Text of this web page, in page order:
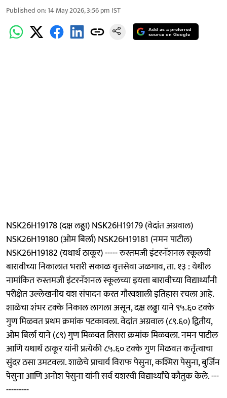
Published on:14 May 2026, 3:56 pm IST
Add as a preferred
source on Google
NSK26H19178 (दक्ष लढ्ढा) NSK26H19179 (वेदांत अग्रवाल)
NSK26H19180 (ओम बिर्ला) NSK26H19181 (नमन पाटील)
NSK26H19182 (यथार्थ ठाकूर) ----- रुस्तमजी इंटरनॅशनल स्कूलची
बारावीच्या निकालात भरारी सकाळ वृत्तसेवा जळगाव, ता. १३ : येथील
नामांकित रुस्तमजी इंटरनॅशनल स्कूलच्या इयत्ता बारावीच्या विद्यार्थ्यांनी
परीक्षेत उल्लेखनीय यश संपादन करत गौरवशाली इतिहास रचला आहे.
शाळेचा शंभर टक्के निकाल लागला असून, दक्ष लढ्ढा याने ९५.६० टक्के
गुण मिळवत प्रथम क्रमांक पटकावला. वेदांत अग्रवाल (८९.६०) द्वितीय,
ओम बिर्ला याने (८९) गुण मिळवत तिसरा क्रमांक मिळवला. नमन पाटील
आणि यथार्थ ठाकूर यांनी प्रत्येकी ८५.६० टक्के गुण मिळवत कर्तृत्वाचा
सुंदर ठसा उमटवला. शाळेचे प्राचार्य विराफ पेसुना, कश्मिरा पेसुना, बुर्जिन
पेसुना आणि अनोश पेसुना यांनी सर्व यशस्वी विद्यार्थ्यांचे कौतुक केले. ---
---------